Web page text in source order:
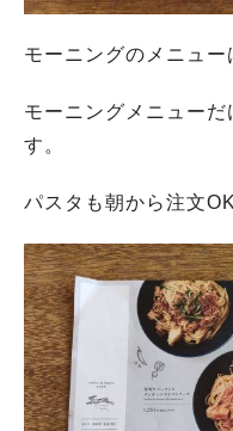
モーニングのメニュー
モーニングメニュー
す。
パスタも朝から注文OK